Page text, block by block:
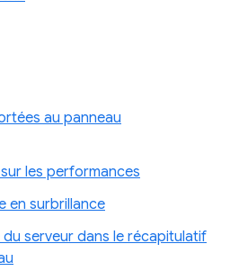
au panneau
les performances
en surbrillance
serveur dans le récapitulatif